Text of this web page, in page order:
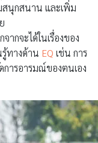
สนุกสนาน และเพิ่ม
กจะได้ในเรื่องของ
รู้ทางด้าน EQ เช่น การ
ารอารมณ์ของตนเอง